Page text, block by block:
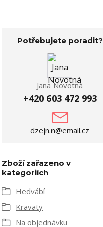
Potřebujete poradit?
Jana Novotná
+420 603 472 993
dzejn.n@email.cz
Zboží zařazeno v
kategoriích
Hedvábí
Kravaty
Na objednávku